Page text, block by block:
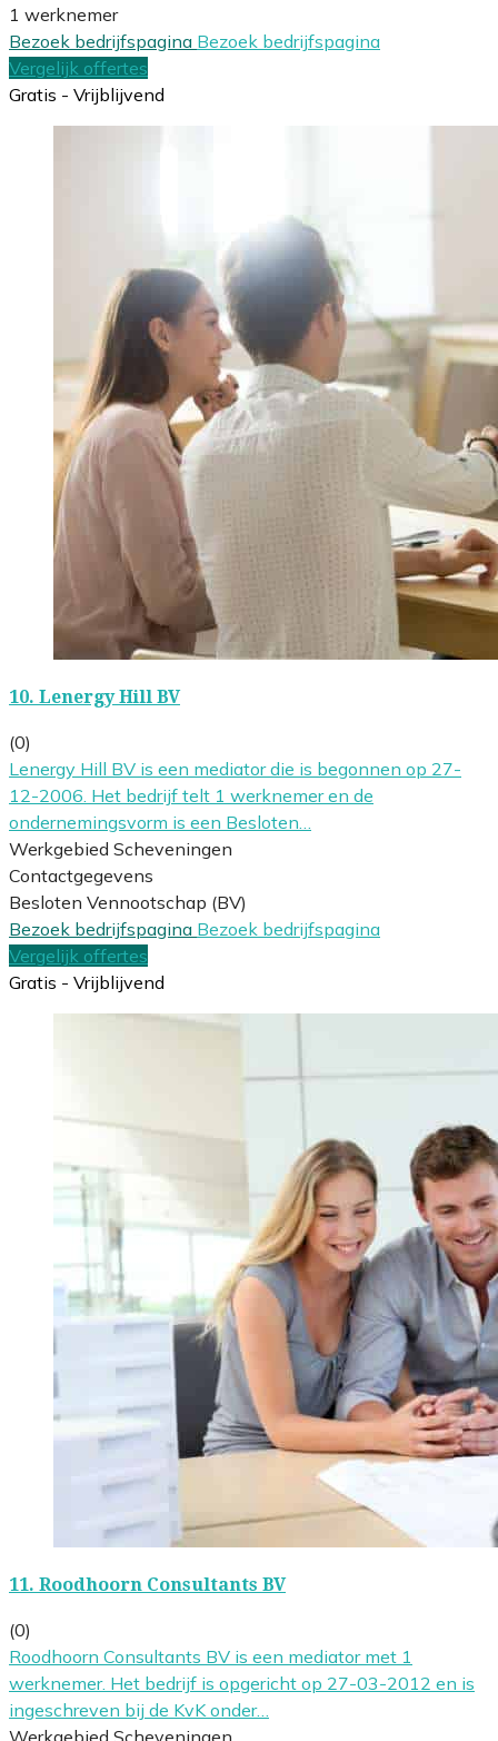
1 werknemer
Bezoek bedrijfspagina Bezoek bedrijfspagina
Vergelijk offertes
Gratis - Vrijblijvend
10. Lenergy Hill BV
(0)
Lenergy Hill BV is een mediator die is begonnen op 27-
12-2006. Het bedrijf telt 1 werknemer en de
ondernemingsvorm is een Besloten…
Werkgebied Scheveningen
Contactgegevens
Besloten Vennootschap (BV)
Bezoek bedrijfspagina Bezoek bedrijfspagina
Vergelijk offertes
Gratis - Vrijblijvend
11. Roodhoorn Consultants BV
(0)
Roodhoorn Consultants BV is een mediator met 1
werknemer. Het bedrijf is opgericht op 27-03-2012 en is
ingeschreven bij de KvK onder…
Werkgebied Scheveningen